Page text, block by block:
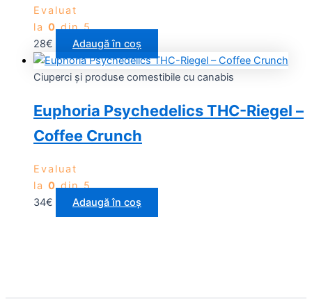
Evaluat
la 0din 5
28€ Adaugă în coș
Ciuperci și produse comestibile cu canabis
Euphoria Psychedelics THC-Riegel –
Coffee Crunch
Evaluat
la 0din 5
34€ Adaugă în coș